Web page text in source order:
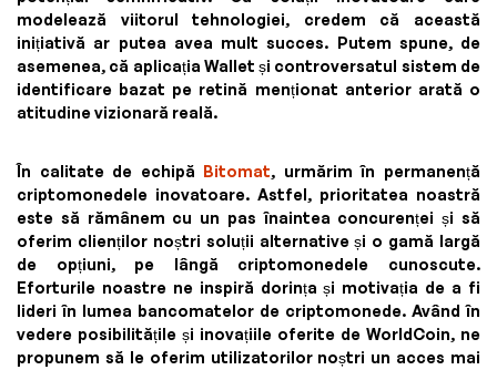
modelează viitorul tehnologiei, credem că această
inițiativă ar putea avea mult succes. Putem spune, de
asemenea, că aplicația Wallet și controversatul sistem de
identificare bazat pe retină menționat anterior arată o
atitudine vizionară reală.
În calitate de echipă Bitomat, urmărim în permanență
criptomonedele inovatoare. Astfel, prioritatea noastră
este să rămânem cu un pas înaintea concurenței și să
oferim clienților noștri soluții alternative și o gamă largă
de opțiuni, pe lângă criptomonedele cunoscute.
Eforturile noastre ne inspiră dorința și motivația de a fi
lideri în lumea bancomatelor de criptomonede. Având în
vedere posibilitățile și inovațiile oferite de WorldCoin, ne
propunem să le oferim utilizatorilor noștri un acces mai